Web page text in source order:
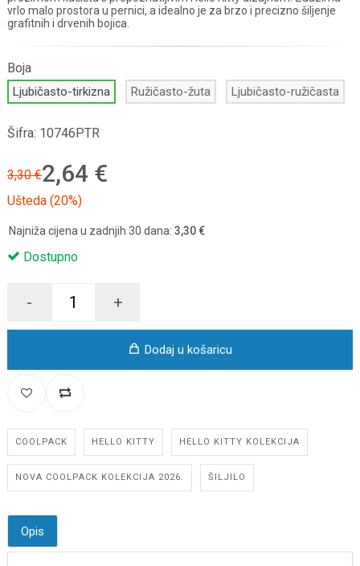
vrlo malo prostora u pernici, a idealno je za brzo i precizno šiljenje
grafitnih i drvenih bojica.
Boja
Ljubičasto-tirkizna Ružičasto-žuta Ljubičasto-ružičasta
Šifra: 10746PTR
3,30 €2,64 €
Ušteda (20%)
Najniža cijena u zadnjih 30 dana: 3,30 €
Dostupno
- +
Dodaj u košaricu
COOLPACK HELLO KITTY HELLO KITTY KOLEKCIJA
NOVA COOLPACK KOLEKCIJA 2026. ŠILJILO
Opis